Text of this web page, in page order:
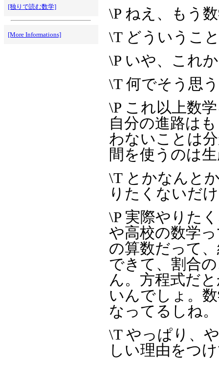
\P ねえ、もう
\T どういうこ
\P いや、これ
\T 何でそう思
\P これ以上数
自分の進路は
わないことは
間を使うのは
\T とかなんと
りたくないだ
\P 実際やりた
や高校の数学
の算数だって
できて、割合
ん。方程式だ
いんでしょ。
なってるしね。
\T やっぱり、
しい理由をつ
[独りで読む数学]
[More Informations]